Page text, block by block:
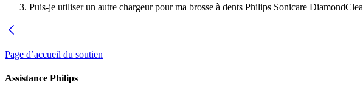
Puis-je utiliser un autre chargeur pour ma brosse à dents Philips Sonicare
Page d’accueil du soutien
Assistance Philips